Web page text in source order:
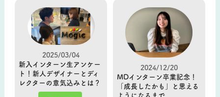
2025/03/04
新入インターン生アンケー
ト！新人デザイナーとディ
レクターの意気込みとは？
2024/12/20
MDインターン卒業記念！
「成長したかも」と思える
ようになるまで